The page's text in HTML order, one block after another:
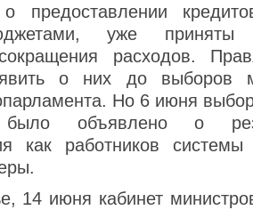
о предоставлении
уже приняты
сокращения расходов.
о них до выборов
Но 6 июня
объявлено о
как работников
14 июня кабинет